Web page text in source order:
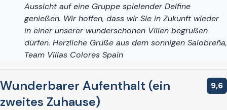
Aussicht auf eine Gruppe spielender Delfine
genießen. Wir hoffen, dass wir Sie in Zukunft wieder
in einer unserer wunderschönen Villen begrüßen
dürfen. Herzliche Grüße aus dem sonnigen Salobreña,
Team Villas Colores Spain ​
Wunderbarer Aufenthalt (ein
zweites Zuhause)
9,6